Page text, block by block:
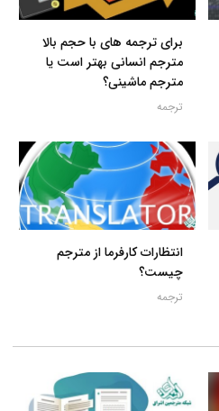
برای ترجمه های با حجم بالا
مترجم انسانی بهتر است یا
مترجم ماشینی؟
ترجمه
انتظارات کارفرما از مترجم
چیست؟
ترجمه